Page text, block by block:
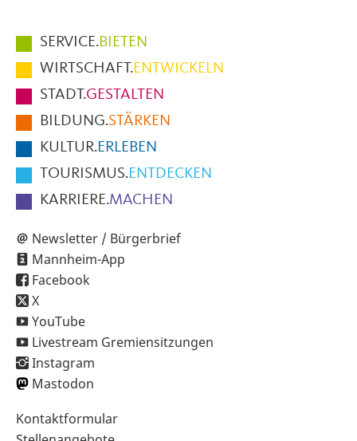
Hauptmenüpunkte
im
Fußbereich
der
Seite
SERVICE.BIETEN
WIRTSCHAFT.ENTWICKELN
STADT.GESTALTEN
BILDUNG.STÄRKEN
KULTUR.ERLEBEN
TOURISMUS.ENTDECKEN
KARRIERE.MACHEN
Newsletter / Bürgerbrief
Mannheim-App
Facebook
X
YouTube
Livestream Gremiensitzungen
Instagram
Mastodon
Sekundärnavigation
Kontaktformular